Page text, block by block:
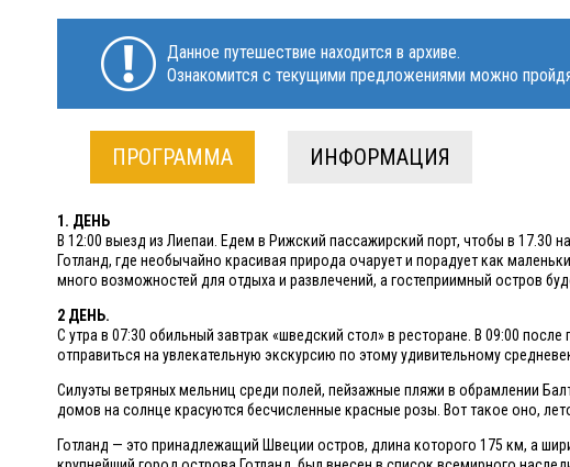
Данное путешествие находится в архиве.
Ознакомится с текущими предложениями можно
ПРОГРАММА ИНФОРМАЦИЯ
1. ДЕНЬ
В 12:00 выезд из Лиепаи. Едем в Рижский пассажирский порт, чтобы в 17.30
Готланд, где необычайно красивая природа очарует и порадует как
много возможностей для отдыха и развлечений, а гостеприимный остров
2 ДЕНЬ.
С утра в 07:30 обильный завтрак «шведский стол» в ресторане. В 09:00
отправиться на увлекательную экскурсию по этому удивительному
Силуэты ветряных мельниц среди полей, пейзажные пляжи в обрамлении
домов на солнце красуются бесчисленные красные розы. Вот такое оно,
Готланд — это принадлежащий Швеции остров, длина которого 175 км, а